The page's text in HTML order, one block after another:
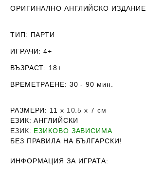
ОРИГИНАЛНО АНГЛИЙСКО ИЗДАНИЕ
ТИП: ПАРТИ
ИГРАЧИ: 4+
ВЪЗРАСТ: 18+
ВРЕМЕТРАЕНЕ: 30 - 90 мин.
РАЗМЕРИ: 11 х 10.5 х 7 см
ЕЗИК: АНГЛИЙСКИ
ЕЗИК: ЕЗИКОВО ЗАВИСИМА
БЕЗ ПРАВИЛА НА БЪЛГАРСКИ!
ИНФОРМАЦИЯ ЗА ИГРАТА: